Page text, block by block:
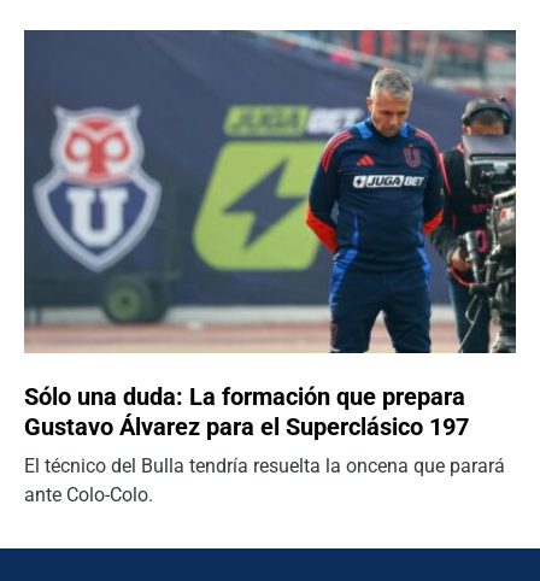
Sólo una duda: La formación que prepara
Gustavo Álvarez para el Superclásico 197
El técnico del Bulla tendría resuelta la oncena que parará
ante Colo-Colo.